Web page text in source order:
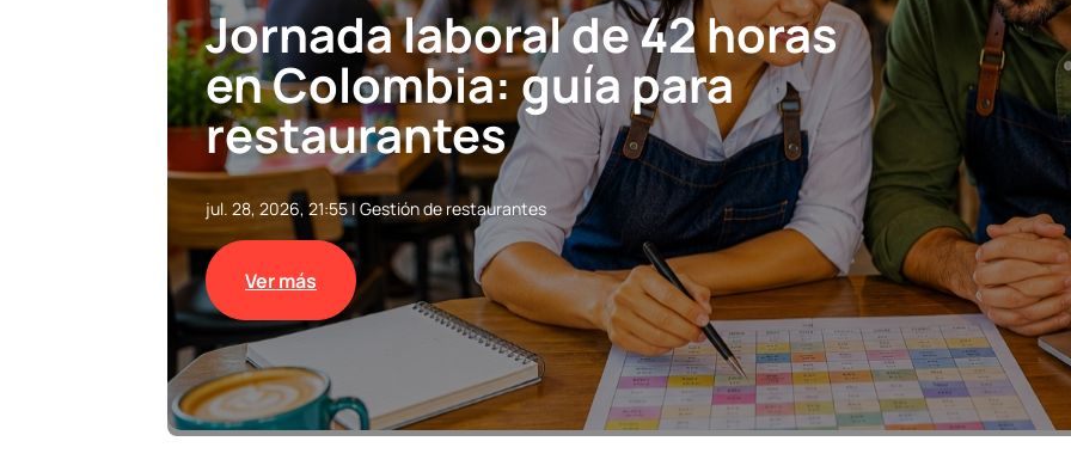
Jornada laboral de 42 horas
en Colombia: guía para
restaurantes
jul. 28, 2026, 21:55| Gestión de restaurantes
Ver más